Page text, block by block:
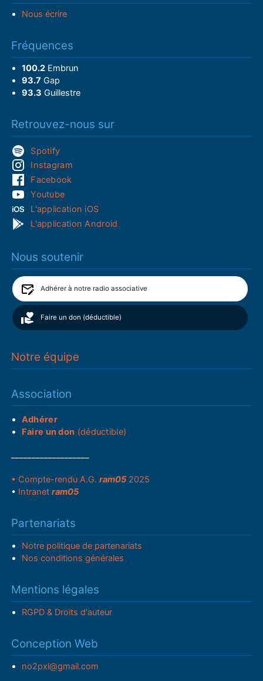
Nous écrire
Fréquences
100.2Embrun
93.7 Gap
93.3 Guillestre
Retrouvez-nous sur
Spotify
Instagram
Facebook
Youtube
L'application iOS
L'application Android
Nous soutenir
Adhérer à notre radio associative
Faire un don (déductible)
Notre équipe
Association
Adhérer
Faire un don (déductible)
• Compte-rendu A.G.ram05 2025
• Intranetram05
Partenariats
Notre politique de partenariats
Nos conditions générales
Mentions légales
RGPD & Droits d'auteur
Conception Web
no2pxl@gmail.com